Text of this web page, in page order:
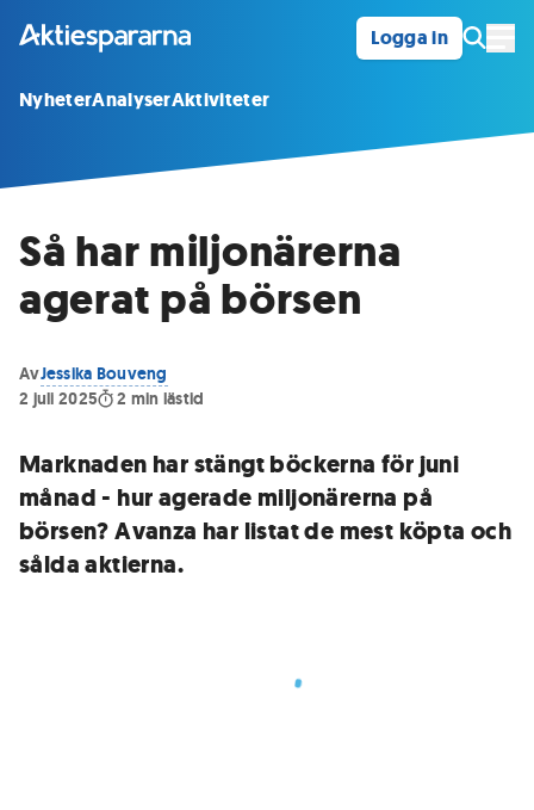
Logga in
NyheterAnalyserAktiviteter
Så har miljonärerna
agerat på börsen
AvJessika Bouveng
2 juli 2025
2 min lästid
Marknaden har stängt böckerna för juni
månad - hur agerade miljonärerna på
börsen? Avanza har listat de mest köpta och
sålda aktierna.